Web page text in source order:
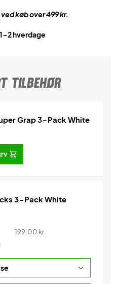
ved køb over 499 kr.
2 hverdage
TILBEHØR
Grap 3-Pack White
3-Pack White
199,00 kr.